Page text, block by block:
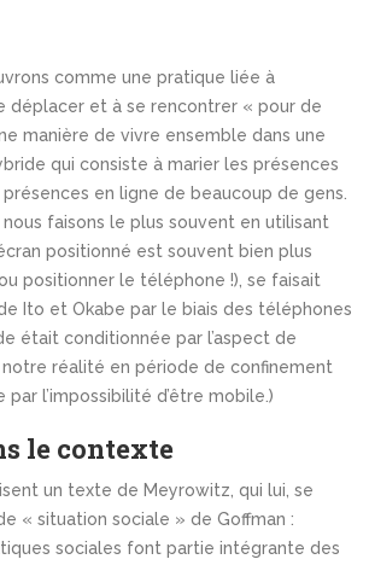
comme une pratique liée à
déplacer et à se rencontrer « pour de
manière de vivre ensemble dans une
qui consiste à marier les présences
en ligne de beaucoup de gens.
faisons le plus souvent en utilisant
positionné est souvent bien plus
positionner le téléphone !), se faisait
Ito et Okabe par le biais des téléphones
était conditionnée par l’aspect de
réalité en période de confinement
l’impossibilité d’être mobile.)
le contexte
un texte de Meyrowitz, qui lui, se
« situation sociale » de Goffman :
sociales font partie intégrante des